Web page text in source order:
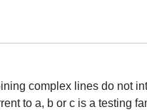
complex lines do not
to a, b or c is a testing